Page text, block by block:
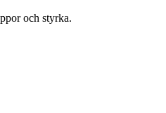
och styrka.